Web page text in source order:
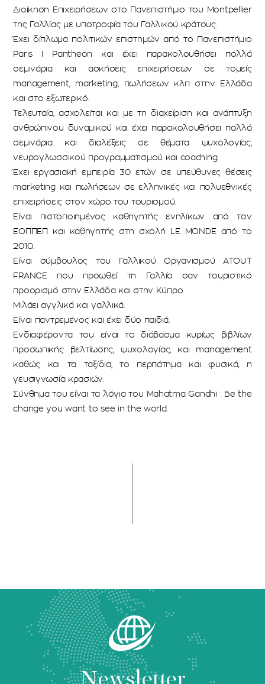
Διοίκηση Επιχειρήσεων στο Πανεπιστήμιο του Montpellier
της Γαλλίας με υποτροφία του Γαλλικού κράτους.
Έχει δίπλωμα πολιτικών επιστημών από το Πανεπιστήμιο
Paris I Pantheon και έχει παρακολουθήσει πολλά
σεμινάρια και ασκήσεις επιχειρήσεων σε τομείς
management, marketing, πωλήσεων κλπ στην Ελλάδα
και στο εξωτερικό.
Τελευταία, ασχολείται και με τη διαχείριση και ανάπτυξη
ανθρώπινου δυναμικού και έχει παρακολουθήσει πολλά
σεμινάρια και διαλέξεις σε θέματα ψυχολογίας,
νευρογλωσσικού προγραμματισμού και coaching.
Έχει εργασιακή εμπειρία 30 ετών σε υπεύθυνες θέσεις
marketing και πωλήσεων σε ελληνικές και πολυεθνικές
επιχειρήσεις στον χώρο του τουρισμού.
Είναι πιστοποιημένος καθηγητής ενηλίκων από τον
ΕΟΠΠΕΠ και καθηγητής στη σχολή LE MONDE από το
2010.
Είναι σύμβουλος του Γαλλικού Οργανισμού ATOUT
FRANCE που προωθεί τη Γαλλία σαν τουριστικό
προορισμό στην Ελλάδα και στην Κύπρο.
Μιλάει αγγλικά και γαλλικά.
Είναι παντρεμένος και έχει δύο παιδιά.
Ενδιαφέροντα του είναι το διάβασμα κυρίως βιβλίων
προσωπικής βελτίωσης, ψυχολογίας, και management
καθώς και τα ταξίδια, το περπάτημα και φυσικά, η
γευσιγνωσία κρασιών.
Σύνθημα του είναι τα λόγια του Mahatma Gandhi : Be the
change you want to see in the world.